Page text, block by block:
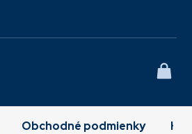
Obchodné podmienky